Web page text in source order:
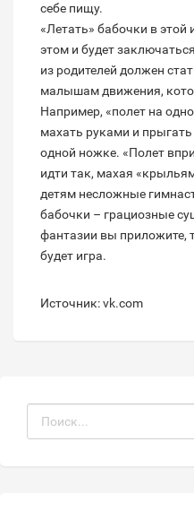
себе пищу.
«Летать» бабочки в этой
этом и будет
из родителей должен
малышам движения,
Например, «полет на
махать руками и прыгать
одной ножке. «Полет
идти так, махая
детям несложные
бабочки – грациозные
фантазии вы приложите,
будет игра.
Источник: vk.com